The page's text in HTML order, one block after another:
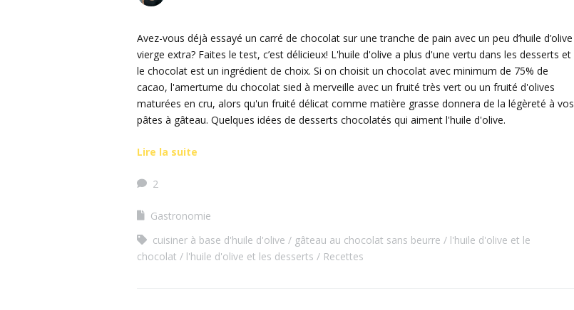
Avez-vous déjà essayé un carré de chocolat sur une tranche de pain avec un peu d’huile d’olive
vierge extra? Faites le test, c’est délicieux! L'huile d'olive a plus d'une vertu dans les desserts et
le chocolat est un ingrédient de choix. Si on choisit un chocolat avec minimum de 75% de
cacao, l'amertume du chocolat sied à merveille avec un fruité très vert ou un fruité d'olives
maturées en cru, alors qu'un fruité délicat comme matière grasse donnera de la légèreté à vos
pâtes à gâteau. Quelques idées de desserts chocolatés qui aiment l'huile d'olive.
Lire la suite
2
Gastronomie
cuisiner à base d'huile d'olive
gâteau au chocolat sans beurre
l'huile d'olive et le
chocolat
l'huile d'olive et les desserts Recettes